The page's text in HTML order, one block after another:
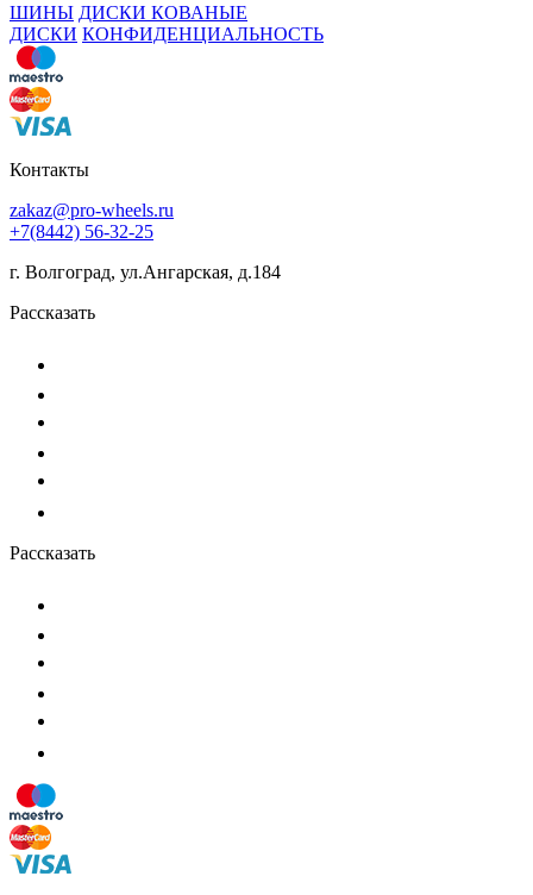
ШИНЫ ДИСКИ КОВАНЫЕ
ДИСКИ КОНФИДЕНЦИАЛЬНОСТЬ
Контакты
zakaz@pro-wheels.ru
+7(8442) 56-32-25
г. Волгоград, ул.Ангарская, д.184
Рассказать
Рассказать